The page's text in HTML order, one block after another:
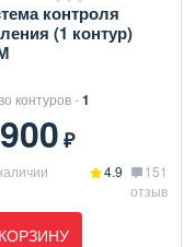
контроля
(1 контур)
контуров -1
₽
4.9
151
отзыв